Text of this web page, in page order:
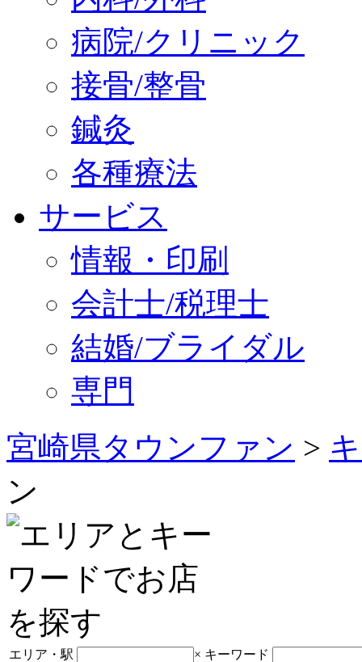
病院/クリニック
接骨/整骨
鍼灸
各種療法
サービス
情報・印刷
会計士/税理士
結婚/ブライダル
専門
宮崎県タウンファン >
ン
エリア・駅 × キーワード